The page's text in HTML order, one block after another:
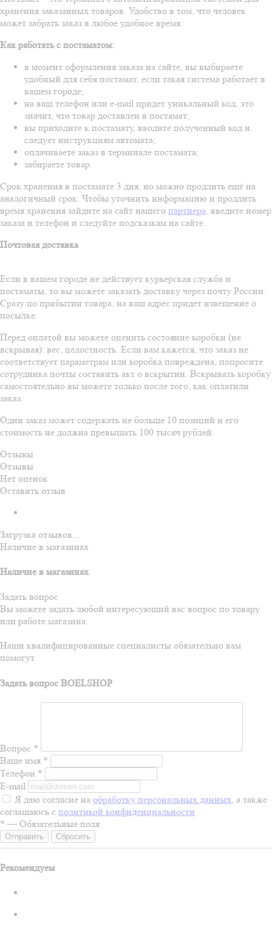
хранения заказанных товаров. Удобство в том, что человек
может забрать заказ в любое удобное время.
Как работать с постаматом:
в момент оформления заказа на сайте, вы выбираете
удобный для себя постамат, если такая система работает в
вашем городе;
на ваш телефон или e-mail придет уникальный код, это
значит, что товар доставлен в постамат;
вы приходите к постамату, вводите полученный код и
следует инструкциям автомата;
оплачиваете заказ в терминале постамата;
забираете товар.
Срок хранения в постамате 3 дня, но можно продлить ещё на
аналогичный срок. Чтобы уточнить информацию и продлить
время хранения зайдите на сайт нашего партнера, введите номер
заказа и телефон и следуйте подсказкам на сайте.
Почтовая доставка
Если в вашем городе не действует курьерская служба и
постаматы, то вы можете заказать доставку через почту России.
Сразу по прибытии товара, на ваш адрес придет извещение о
посылке.
Перед оплатой вы можете оценить состояние коробки (не
вскрывая): вес, целостность. Если вам кажется, что заказ не
соответствует параметрам или коробка повреждена, попросите
сотрудника почты составить акт о вскрытии. Вскрывать коробку
самостоятельно вы можете только после того, как оплатили
заказ.
Один заказ может содержать не больше 10 позиций и его
стоимость не должна превышать 100 тысяч рублей.
Отзывы
Отзывы
Нет оценок
Оставить отзыв
Загрузка отзывов...
Наличие в магазинах
Наличие в магазинах
Задать вопрос
Вы можете задать любой интересующий вас вопрос по товару
или работе магазина.
Наши квалифицированные специалисты обязательно вам
помогут.
Задать вопрос BOELSHOP
Вопрос *
Ваше имя *
Телефон *
E-mail
Я даю согласие на обработку персональных данных, а также
соглашаюсь с политикой конфиденциальности
* — Обязательные поля
Сбросить
Рекомендуем